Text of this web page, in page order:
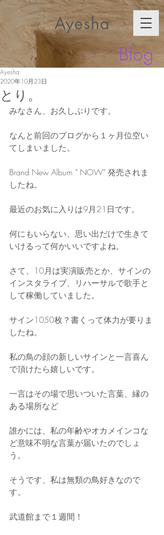
Ayesha
Blog
とり。
Ayesha
2020年10月23日
みなさん、お久しぶりです。
なんと前回のブログから１ヶ月位空い
てしまいました。
Brand New Album " NOW" 発売されま
したね。
最近のお気に入りは9月21日です。
何にもいらない、思い出だけで生きて
いけるって何かいいですよね。
さて、10月は実演販売とか、サインの
インスタライブ、リハーサルで歌手と
して稼働していました。
サイン1050枚？書くって体力が要りま
したね。
私の鳥の顔の新しいサインと一言喜ん
で頂けたら嬉しいです。
一言はその場で思いついた言葉、縁の
ある場所など
誰かには、私の年齢やオカメインコな
ど意味不明な言葉が届いたのでしょ
う。
そうです、私は無類の鳥好きなので
す。
武道館まで１週間！